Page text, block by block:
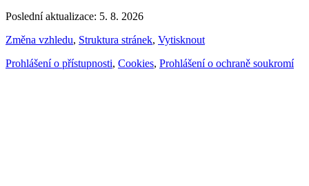
Poslední aktualizace: 5. 8. 2026
Změna vzhledu, Struktura stránek, Vytisknout
Prohlášení o přístupnosti, Cookies, Prohlášení o ochraně soukromí